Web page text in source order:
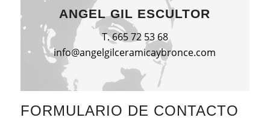
ANGEL GIL ESCULTOR
T. 665 72 53 68
info@angelgilceramicaybronce.com
FORMULARIO DE CONTACTO